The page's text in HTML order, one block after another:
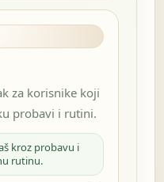
za korisnike koji
probavi i rutini.
kroz probavu i
rutinu.